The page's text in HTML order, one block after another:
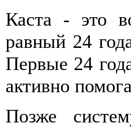
Каста - это
равный 24
Первые 24
активно
Позже